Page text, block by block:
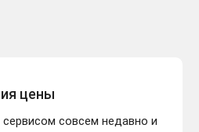
цены
совсем недавно и